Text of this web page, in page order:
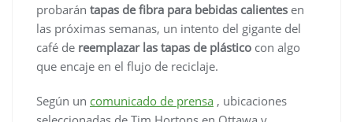
probarán tapas de fibra para bebidas calientes en
las próximas semanas, un intento del gigante del
café de reemplazar las tapas de plástico con algo
que encaje en el flujo de reciclaje.
Según un comunicado de prensa , ubicaciones